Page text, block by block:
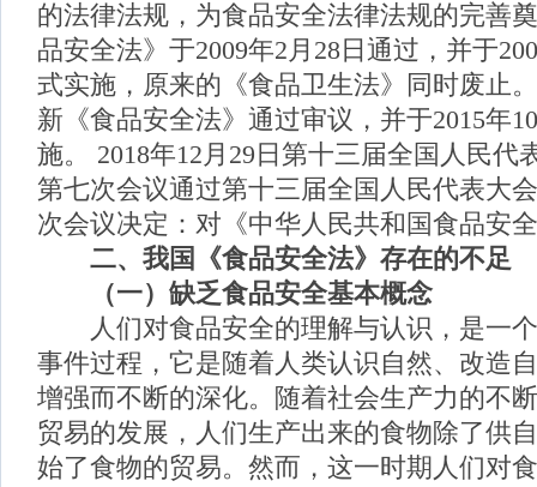
的法律法规，为食品安全法律法规的完善
品安全法》于2009年2月28日通过，并于
式实施，原来的《食品卫生法》同时废止
新《食品安全法》通过审议，并于2015年
施。 2018年12月29日第十三届全国人民代
第七次会议通过第十三届全国人民代表大
次会议决定：对《中华人民共和国食品安
二、我国《食品安全法》存在的不足
（一） 缺乏食品安全基本概念
人们对食品安全的理解与认识，是一个
事件过程，它是随着人类认识自然、改造
增强而不断的深化。随着社会生产力的不
贸易的发展，人们生产出来的食物除了供
始了食物的贸易。然而，这一时期人们对